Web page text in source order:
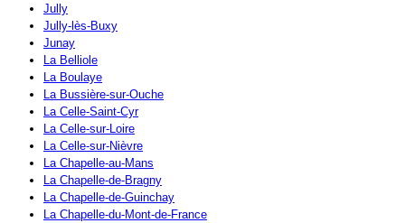
Jully
Jully-lès-Buxy
Junay
La Belliole
La Boulaye
La Bussière-sur-Ouche
La Celle-Saint-Cyr
La Celle-sur-Loire
La Celle-sur-Nièvre
La Chapelle-au-Mans
La Chapelle-de-Bragny
La Chapelle-de-Guinchay
La Chapelle-du-Mont-de-France